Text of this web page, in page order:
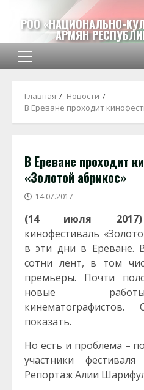
содержимому
РОО «НАЦИОНАЛЬНО-
АРМЯН
Основное
Главная
Новости
В Ереване проходит
В Ереване проходит
«Золотой абрикос»
14.07.2017
(14 июля 2017)
кинофестиваль
в эти дни в Ереване.
сотни лент, в том
премьеры. Почти
новые
показать.
Но есть и проблема –
участники
Репортаж Алии